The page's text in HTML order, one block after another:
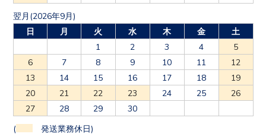
翌月(2026年9月)
日
月 火 水 木 金
土
1
2 3 4
5
6
7 8 9 10 11
12
13
14 15 16 17 18
19
20
21 22 23 24 25
26
27
28 29 30
( 発送業務休日)